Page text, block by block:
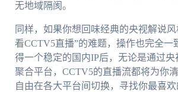
无地域隔阂。
同样，如果你想回味经典的央视解说
看CCTV5直播”的难题，操作也完全一
得一个稳定的国内IP后，无论是通过央
聚合平台，CCTV5的直播流都将为你
自由在各大平台间切换，寻找你最喜欢